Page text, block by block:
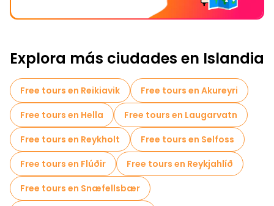
Explora más ciudades en Islandia
Free tours en Reikiavik
Free tours en Akureyri
Free tours en Hella
Free tours en Laugarvatn
Free tours en Reykholt
Free tours en Selfoss
Free tours en Flúðir
Free tours en Reykjahlíð
Free tours en Snæfellsbær